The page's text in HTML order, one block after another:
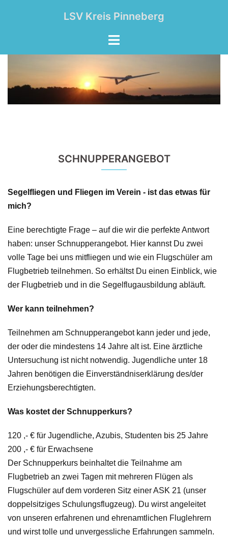
LSV Kreis Pinneberg
Menü
SCHNUPPERANGEBOT
Segelfliegen und Fliegen im Verein - ist das etwas für
mich?
Eine berechtigte Frage – auf die wir die perfekte Antwort
haben: unser Schnupperangebot. Hier kannst Du zwei
volle Tage bei uns mitfliegen und wie ein Flugschüler am
Flugbetrieb teilnehmen. So erhältst Du einen Einblick, wie
der Flugbetrieb und in die Segelflugausbildung abläuft.
Wer kann teilnehmen?
Teilnehmen am Schnupperangebot kann jeder und jede,
der oder die mindestens 14 Jahre alt ist. Eine ärztliche
Untersuchung ist nicht notwendig. Jugendliche unter 18
Jahren benötigen die Einverständniserklärung des/der
Erziehungsberechtigten.
Was kostet der Schnupperkurs?
120 ,- € für Jugendliche, Azubis, Studenten bis 25 Jahre
200 ,- € für Erwachsene
Der Schnupperkurs beinhaltet die Teilnahme am
Flugbetrieb an zwei Tagen mit mehreren Flügen als
Flugschüler auf dem vorderen Sitz einer ASK 21 (unser
doppelsitziges Schulungsflugzeug). Du wirst angeleitet
von unseren erfahrenen und ehrenamtlichen Fluglehrern
und wirst tolle und unvergessliche Erfahrungen sammeln.